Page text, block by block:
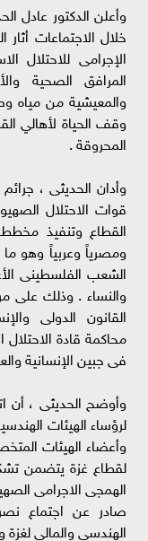
وأعلن الدكتور عادل
خلال الاجتماعات
الإجرامى للاحتلال
المرافق الصحية
والمعيشية من مياه
وقف الحياة لأهالي
المحروقة .
وأدان الحديثى ، جرائم
قوات الاحتلال
القطاع وتنفيذ
ومصرياً وعربياً وهو
الشعب الفلسطينى
والنساء . وذلك على
القانون الدولى
محاكمة قادة الاحتلال
فى جبين الإنسانية
وأوضح الحديثى ، أن
لرؤساء الهيئات
وأعضاء الهيئات
لقطاع غزة يتضمن
الهمجى الاجرامى
صادر عن اجتماع
الهندسى والمالى